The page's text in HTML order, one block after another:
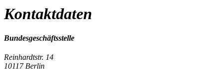
Kontaktdaten
Bundesgeschäftsstelle
Reinhardtstr. 14
10117 Berlin